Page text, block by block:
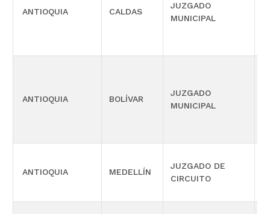
ANTIOQUIA CALDAS
JUZGADO
MUNICIPAL
ANTIOQUIA BOLÍVAR
JUZGADO
MUNICIPAL
ANTIOQUIA MEDELLÍN
JUZGADO DE
CIRCUITO